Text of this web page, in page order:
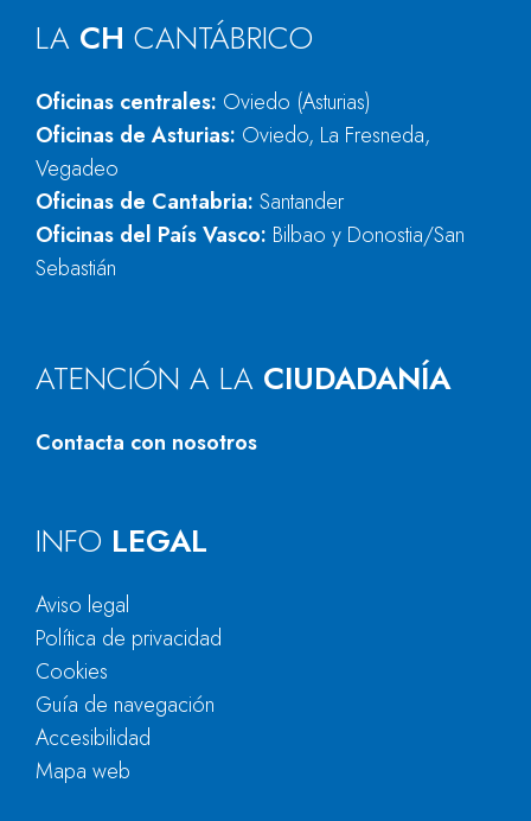
LA CH CANTÁBRICO
Oficinas centrales: Oviedo (Asturias)
Oficinas de Asturias: Oviedo, La Fresneda,
Vegadeo
Oficinas de Cantabria: Santander
Oficinas del País Vasco: Bilbao y Donostia/San
Sebastián
ATENCIÓN A LA CIUDADANÍA
Contacta con nosotros
INFO LEGAL
Aviso legal
Política de privacidad
Cookies
Guía de navegación
Accesibilidad
Mapa web